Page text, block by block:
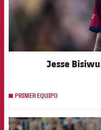
Jesse
PRIMER EQUIPO